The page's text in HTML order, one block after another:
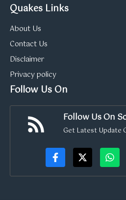
Quakes Links
About Us
Contact Us
Disclaimer
Privacy policy
Follow Us On
Follow Us On
Get Latest Update